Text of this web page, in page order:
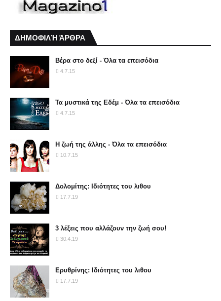
ΔΗΜΟΦΙΛΉ ΆΡΘΡΑ
Βέρα στο δεξί - Όλα τα επεισόδια
4.7.15
Τα μυστικά της Εδέμ - Όλα τα επεισόδια
4.7.15
Η ζωή της άλλης - Όλα τα επεισόδια
10.7.15
Δολομίτης: Ιδιότητες του λιθου
17.7.19
3 λέξεις που αλλάζουν την ζωή σου!
30.4.19
Ερυθρίνης: Ιδιότητες του λιθου
17.7.19